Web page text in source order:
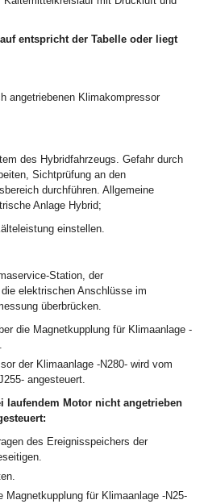
entspricht der Tabelle oder liegt
angetriebenen Klimakompressor
des Hybridfahrzeugs. Gefahr durch
Sichtprüfung an den
durchführen. Allgemeine
Anlage Hybrid;
einstellen.
Station, der
elektrischen Anschlüsse im
überbrücken.
die Magnetkupplung für Klimaanlage -
der Klimaanlage -N280- wird vom
angesteuert.
laufendem Motor nicht angetrieben
des Ereignisspeichers der
Magnetkupplung für Klimaanlage -N25-